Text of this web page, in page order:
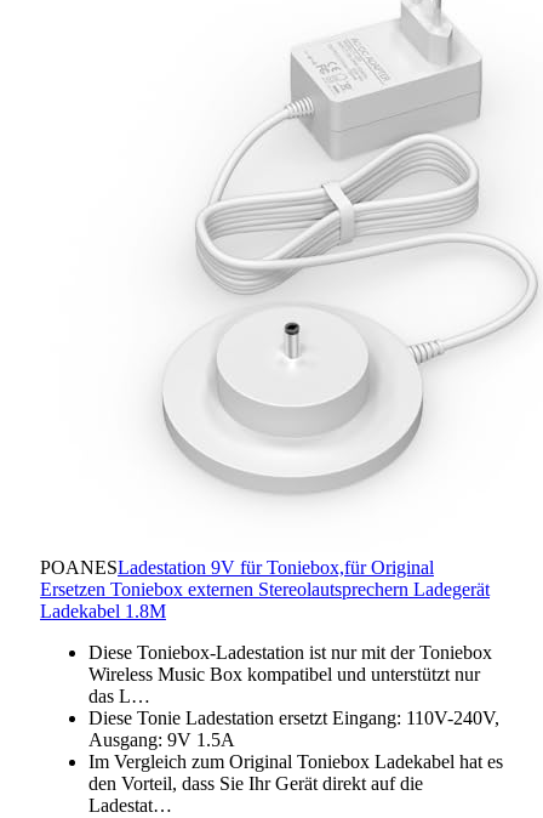
POANESLadestation 9V für Toniebox,für Original
Ersetzen Toniebox externen Stereolautsprechern Ladegerät
Ladekabel 1.8M
Diese Toniebox-Ladestation ist nur mit der Toniebox
Wireless Music Box kompatibel und unterstützt nur
das L…
Diese Tonie Ladestation ersetzt Eingang: 110V-240V,
Ausgang: 9V 1.5A
Im Vergleich zum Original Toniebox Ladekabel hat es
den Vorteil, dass Sie Ihr Gerät direkt auf die
Ladestat…